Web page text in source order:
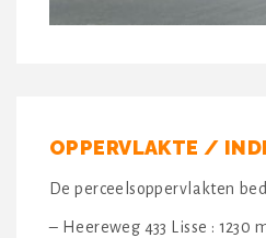
OPPERVLAKTE /
De perceelsoppervlakten
– Heereweg 433 Lisse : 1230